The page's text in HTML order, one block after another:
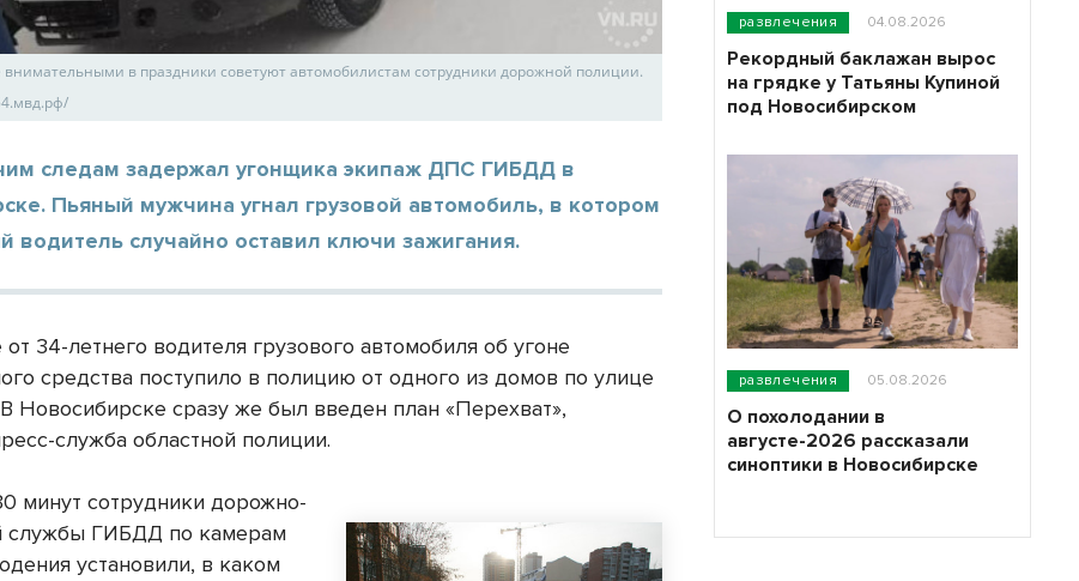
внимательными в праздники советуют автомобилистам сотрудники дорожной полиции.
следам задержал угонщика экипаж ДПС ГИБДД в
Пьяный мужчина угнал грузовой автомобиль, в котором
водитель случайно оставил ключи зажигания.
34-летнего водителя грузового автомобиля об угоне
средства поступило в полицию от одного из домов по улице
Новосибирске сразу же был введен план «Перехват»,
служба областной полиции.
минут сотрудники дорожно-
службы ГИБДД по камерам
установили, в каком
развлечения 04.08.2026
Рекордный баклажан вырос
на грядке у Татьяны Купиной
под Новосибирском
развлечения 05.08.2026
О похолодании в
августе-2026 рассказали
синоптики в Новосибирске